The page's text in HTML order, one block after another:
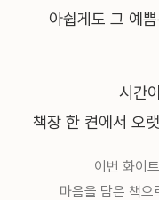
아쉽게도 그 예
시간
책장 한 켠에서 오
이번 화이
마음을 담은 책